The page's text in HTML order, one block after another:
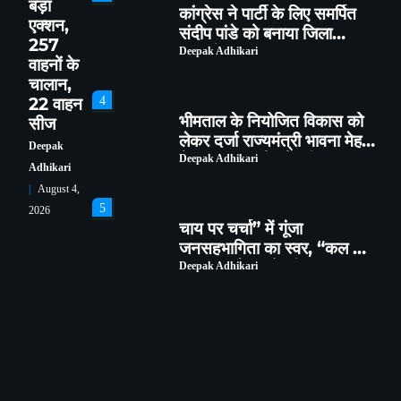
बड़ा
एक्शन,
257
वाहनों के
चालान,
22 वाहन
सीज
Deepak
Adhikari
August 4,
2026
कांग्रेस ने पार्टी के लिए समर्पित
संदीप पांडे को बनाया जिला
महासचिव
Deepak Adhikari
4
भीमताल के नियोजित विकास को
लेकर दर्जा राज्यमंत्री भावना मेहरा
ने मुख्यमंत्री को सौंपा विस्तृत
Deepak Adhikari
5
चाय पर चर्चा” में गूंजा
जनसहभागिता का स्वर, “कल का
कालाढूंगी कैसा हो” विषय पर हुआ
Deepak Adhikari